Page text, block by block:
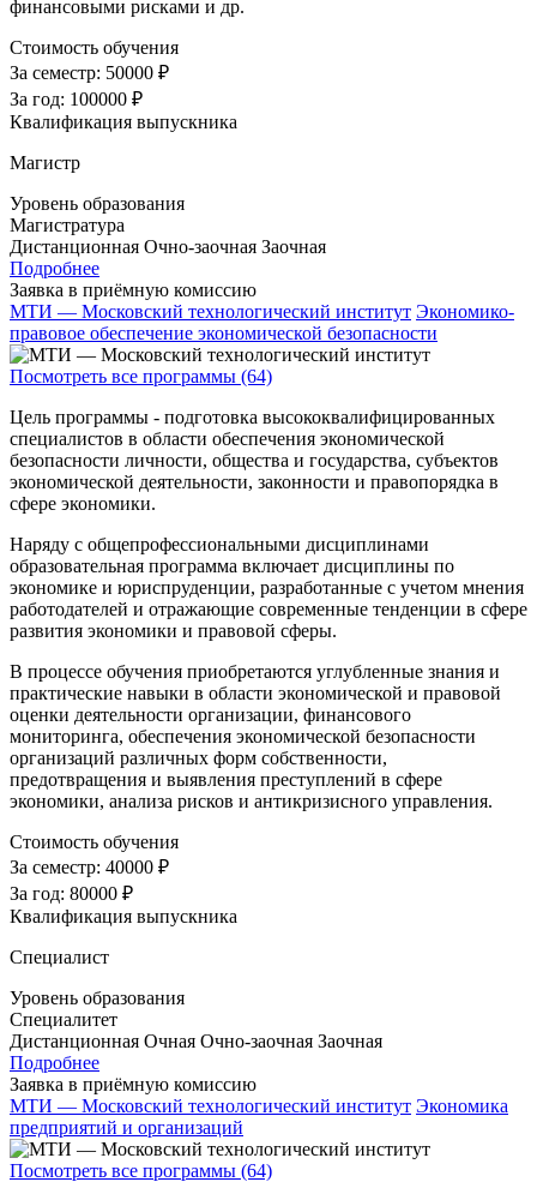
финансовыми рисками и др.
Стоимость обучения
За семестр: 50000 ₽
За год: 100000 ₽
Квалификация выпускника
Магистр
Уровень образования
Магистратура
Дистанционная Очно-заочная Заочная
Подробнее
Заявка в приёмную комиссию
МТИ — Московский технологический институт Экономико-
правовое обеспечение экономической безопасности
Посмотреть все программы (64)
Цель программы - подготовка высококвалифицированных
специалистов в области обеспечения экономической
безопасности личности, общества и государства, субъектов
экономической деятельности, законности и правопорядка в
сфере экономики.
Наряду с общепрофессиональными дисциплинами
образовательная программа включает дисциплины по
экономике и юриспруденции, разработанные с учетом мнения
работодателей и отражающие современные тенденции в сфере
развития экономики и правовой сферы.
В процессе обучения приобретаются углубленные знания и
практические навыки в области экономической и правовой
оценки деятельности организации, финансового
мониторинга, обеспечения экономической безопасности
организаций различных форм собственности,
предотвращения и выявления преступлений в сфере
экономики, анализа рисков и антикризисного управления.
Стоимость обучения
За семестр: 40000 ₽
За год: 80000 ₽
Квалификация выпускника
Специалист
Уровень образования
Специалитет
Дистанционная Очная Очно-заочная Заочная
Подробнее
Заявка в приёмную комиссию
МТИ — Московский технологический институт Экономика
предприятий и организаций
Посмотреть все программы (64)